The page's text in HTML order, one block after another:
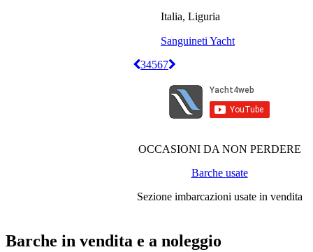
Italia, Liguria
Sanguineti Yacht
34567
OCCASIONI DA NON PERDERE
Barche usate
Sezione imbarcazioni usate in vendita
Barche in vendita e a noleggio